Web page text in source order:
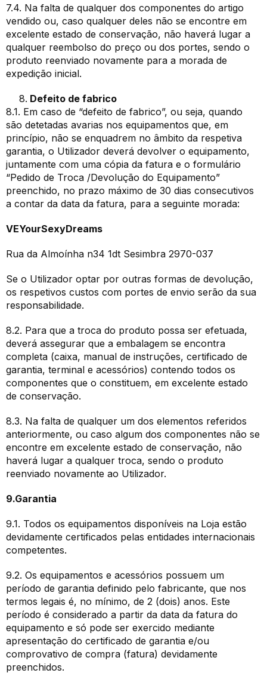
7.4. Na falta de qualquer dos componentes do artigo
vendido ou, caso qualquer deles não se encontre em
excelente estado de conservação, não haverá lugar a
qualquer reembolso do preço ou dos portes, sendo o
produto reenviado novamente para a morada de
expedição inicial.
Defeito de fabrico
8.1. Em caso de “defeito de fabrico”, ou seja, quando
são detetadas avarias nos equipamentos que, em
princípio, não se enquadrem no âmbito da respetiva
garantia, o Utilizador deverá devolver o equipamento,
juntamente com uma cópia da fatura e o formulário
“Pedido de Troca /Devolução do Equipamento”
preenchido, no prazo máximo de 30 dias consecutivos
a contar da data da fatura, para a seguinte morada:
VEYourSexyDreams
Rua da Almoínha n34 1dt Sesimbra 2970-037
Se o Utilizador optar por outras formas de devolução,
os respetivos custos com portes de envio serão da sua
responsabilidade.
8.2. Para que a troca do produto possa ser efetuada,
deverá assegurar que a embalagem se encontra
completa (caixa, manual de instruções, certificado de
garantia, terminal e acessórios) contendo todos os
componentes que o constituem, em excelente estado
de conservação.
8.3. Na falta de qualquer um dos elementos referidos
anteriormente, ou caso algum dos componentes não se
encontre em excelente estado de conservação, não
haverá lugar a qualquer troca, sendo o produto
reenviado novamente ao Utilizador.
9.Garantia
9.1. Todos os equipamentos disponíveis na Loja estão
devidamente certificados pelas entidades internacionais
competentes.
9.2. Os equipamentos e acessórios possuem um
período de garantia definido pelo fabricante, que nos
termos legais é, no mínimo, de 2 (dois) anos. Este
período é considerado a partir da data da fatura do
equipamento e só pode ser exercido mediante
apresentação do certificado de garantia e/ou
comprovativo de compra (fatura) devidamente
preenchidos.